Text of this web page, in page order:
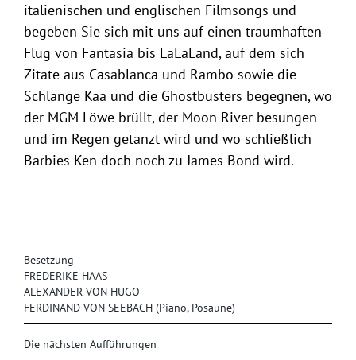
Besetzung
FREDERIKE HAAS
ALEXANDER VON HUGO
FERDINAND VON SEEBACH (Piano, Posaune)
Die nächsten Aufführungen
italienischen und englischen Filmsongs und
begeben Sie sich mit uns auf einen traumhaften
Flug von Fantasia bis LaLaLand, auf dem sich
Zitate aus Casablanca und Rambo sowie die
Schlange Kaa und die Ghostbusters begegnen, wo
der MGM Löwe brüllt, der Moon River besungen
und im Regen getanzt wird und wo schließlich
Barbies Ken doch noch zu James Bond wird.